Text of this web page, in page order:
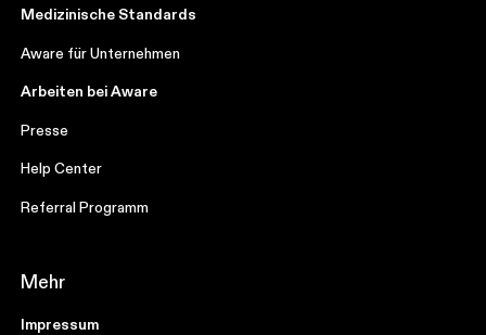
Medizinische Standards
Aware für Unternehmen
Arbeiten bei Aware
Presse
Help Center
Referral Programm
Mehr
Impressum